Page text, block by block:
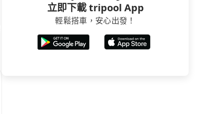
立即下載 tripool App
輕鬆搭車，安心出發！